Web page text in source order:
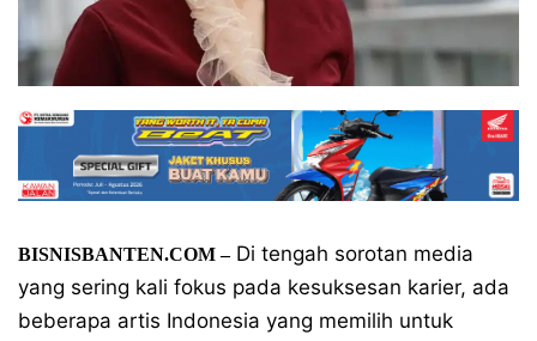
BISNISBANTEN.COM –Di tengah sorotan media
yang sering kali fokus pada kesuksesan karier, ada
beberapa artis Indonesia yang memilih untuk